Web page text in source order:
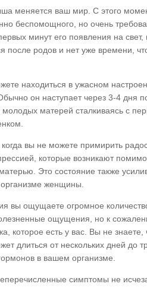
меняется ваш мир. С этого
беспомощного, но очень
минут его появления на
после родов и нет уже времени,
находиться в ужасном
он наступает через 3-4 дня
молодых матерей сталкиваясь с
когда вы не можете примирить
которые возникают
Это состояние также
женщины.
вы ощущаете огромное
ощущения, но к
которое есть у вас. Вы не знаете,
длиться от нескольких дней до
в вашем организме.
симптомы не